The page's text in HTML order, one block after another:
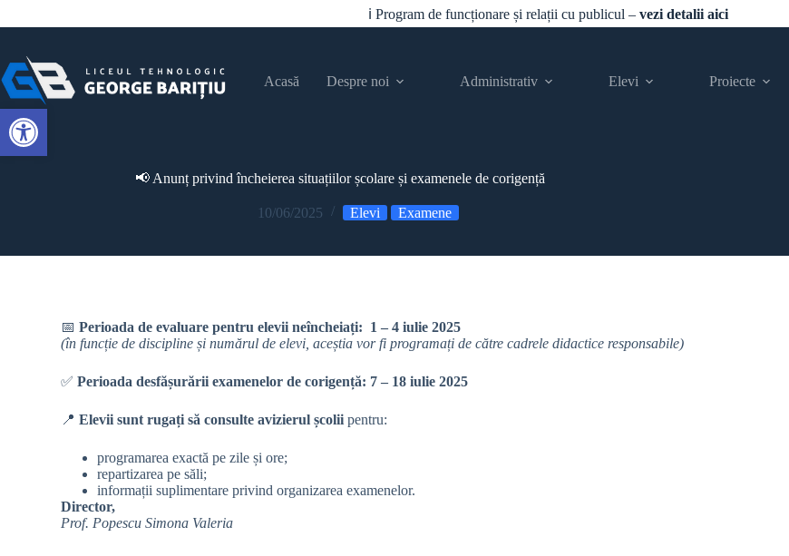
Open toolbar
ℹ️ Program de funcționare și relații cu publicul –vezi detalii aici
Acasă Despre noi Administrativ Elevi Proiecte
📢 Anunț privind încheierea situațiilor școlare și examenele de corigență
10/06/2025 Elevi Examene
📅Perioada de evaluare pentru elevii neîncheiați: 1 – 4 iulie 2025
(în funcție de discipline și numărul de elevi, aceștia vor fi programați de către cadrele didactice responsabile)
✅Perioada desfășurării examenelor de corigență: 7 – 18 iulie 2025
📍Elevii sunt rugați să consulte avizierul școlii pentru:
programarea exactă pe zile și ore;
repartizarea pe săli;
informații suplimentare privind organizarea examenelor.
Director,
Prof. Popescu Simona Valeria